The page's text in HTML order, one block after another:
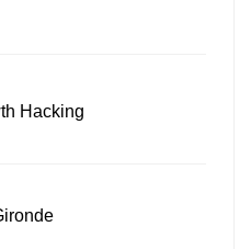
Hacking